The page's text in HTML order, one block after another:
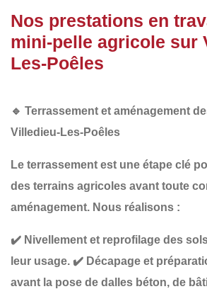
Nos prestations en
mini-pelle agricole sur
Les-Poêles
🔹 Terrassement et aménagement
Villedieu-Les-Poêles
Le terrassement est une étape clé
des terrains agricoles avant toute
aménagement. Nous réalisons :
✔️ Nivellement et reprofilage des
leur usage. ✔️ Décapage et
avant la pose de dalles béton, de